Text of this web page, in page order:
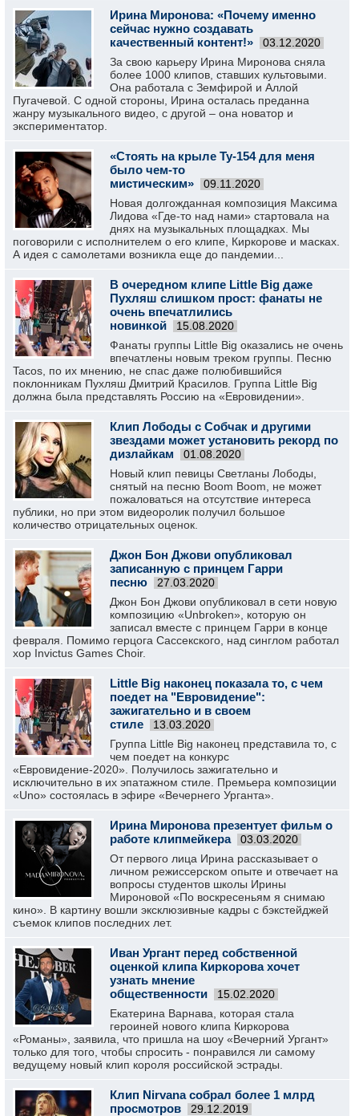
Ирина Миронова: «Почему именно
сейчас нужно создавать
качественный контент!»
03.12.2020
За свою карьеру Ирина Миронова сняла
более 1000 клипов, ставших культовыми.
Она работала с Земфирой и Аллой
Пугачевой. С одной стороны, Ирина осталась преданна
жанру музыкального видео, с другой – она новатор и
экспериментатор.
«Стоять на крыле Ту-154 для меня
было чем-то
мистическим»
09.11.2020
Новая долгожданная композиция Максима
Лидова «Где-то над нами» стартовала на
днях на музыкальных площадках. Мы
поговорили с исполнителем о его клипе, Киркорове и масках.
А идея с самолетами возникла еще до пандемии...
В очередном клипе Little Big даже
Пухляш слишком прост: фанаты не
очень впечатлились
новинкой
15.08.2020
Фанаты группы Little Big оказались не очень
впечатлены новым треком группы. Песню
Tacos, по их мнению, не спас даже полюбившийся
поклонникам Пухляш Дмитрий Красилов. Группа Little Big
должна была представлять Россию на «Евровидении».
Клип Лободы с Собчак и другими
звездами может установить рекорд по
дизлайкам
01.08.2020
Новый клип певицы Светланы Лободы,
снятый на песню Boom Boom, не может
пожаловаться на отсутствие интереса
публики, но при этом видеоролик получил большое
количество отрицательных оценок.
Джон Бон Джови опубликовал
записанную с принцем Гарри
песню
27.03.2020
Джон Бон Джови опубликовал в сети новую
композицию «Unbroken», которую он
записал вместе с принцем Гарри в конце
февраля. Помимо герцога Сассекского, над синглом работал
хор Invictus Games Choir.
Little Big наконец показала то, с чем
поедет на "Евровидение":
зажигательно и в своем
стиле
13.03.2020
Группа Little Big наконец представила то, с
чем поедет на конкурс
«Евровидение-2020». Получилось зажигательно и
исключительно в их эпатажном стиле. Премьера композиции
«Uno» состоялась в эфире «Вечернего Урганта».
Ирина Миронова презентует фильм о
работе клипмейкера
03.03.2020
От первого лица Ирина рассказывает о
личном режиссерском опыте и отвечает на
вопросы студентов школы Ирины
Мироновой «По воскресеньям я снимаю
кино». В картину вошли эксклюзивные кадры с бэкстейджей
съемок клипов последних лет.
Иван Ургант перед собственной
оценкой клипа Киркорова хочет
узнать мнение
общественности
15.02.2020
Екатерина Варнава, которая стала
героиней нового клипа Киркорова
«Романы», заявила, что пришла на шоу «Вечерний Ургант»
только для того, чтобы спросить - понравился ли самому
ведущему новый клип короля российской эстрады.
Клип Nirvana собрал более 1 млрд
просмотров
29.12.2019